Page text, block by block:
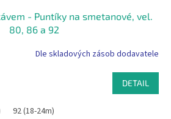
- Puntíky na smetanové, vel.
80, 86 a 92
Dle skladových zásob dodavatele
DETAIL
92 (18-24m)